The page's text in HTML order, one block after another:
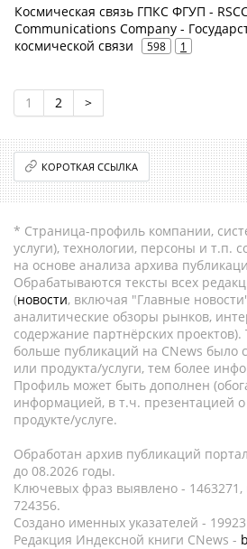
Космическая связь ГПКС ФГУП -
Communications Company -
космической связи
598 1
1 2 >
КОРОТКАЯ ССЫЛКА
* Страница-профиль компании,
услуги), технологии, персоны и т.п.
на основе анализа архива
Обрабатываются тексты всех
(новости, включая "Главные
аналитические обзоры рынков,
содержание партнёрских
больше публикаций на CNews было
или продукта/услуги, тем более
Профиль может быть дополнен
информацией, в т.ч. презентацией
продукте/услуге.
Обработан архив публикаций
до 08.2026 годы.
Ключевых фраз выявлено - 1463271,
724356.
Создано именных указателей -
Редакция Индексной книги CNews -